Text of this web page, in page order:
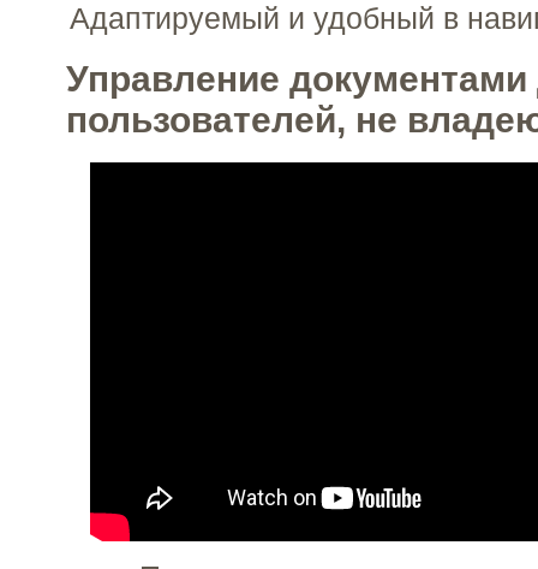
Адаптируемый и удобный в
Управление документами
пользователей, не